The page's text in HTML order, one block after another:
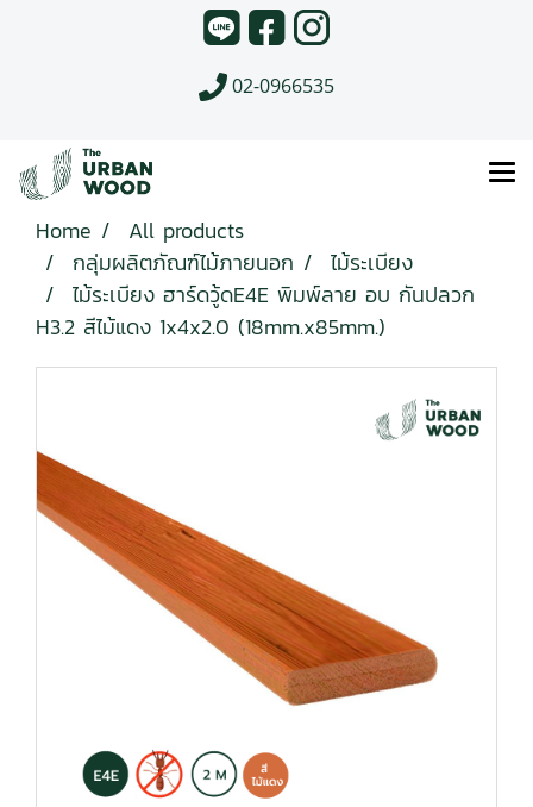
02-0966535
Home
All products
กลุ่มผลิตภัณฑ์ไม้ภายนอก
ไม้ระเบียง
ไม้ระเบียง ฮาร์ดวู้ดE4E พิมพ์ลาย อบ กันปลวก
H3.2 สีไม้แดง 1x4x2.0 (18mm.x85mm.)